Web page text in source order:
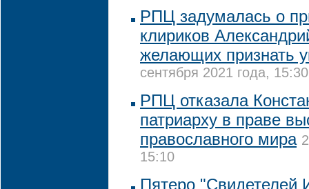
РПЦ задумалась о
клириков
желающих признать
сентября 2021 года, 15:30
РПЦ отказала
патриарху в праве
православного мира
15:10
Пятеро "Свидетелей